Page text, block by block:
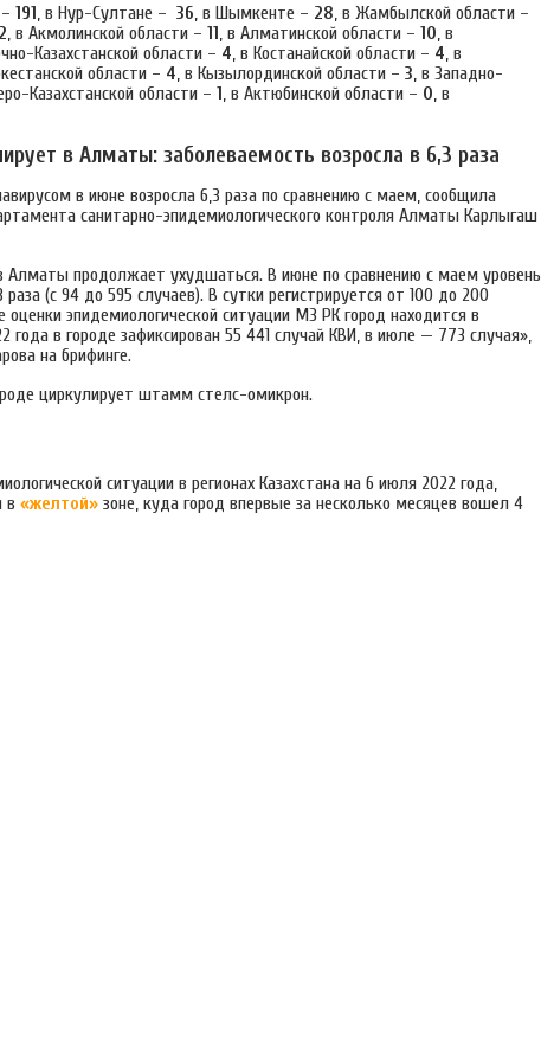
191 , в Нур-Султане – 36 , в Шымкенте – 28 , в Жамбылской области –
, в Акмолинской области – 11 , в Алматинской области – 10 , в
Казахстанской области – 4 , в Костанайской области – 4 , в
области – 4 , в Кызылординской области – 3 , в Западно-
Казахстанской области – 1 , в Актюбинской области – 0 , в
в Алматы: заболеваемость возросла в 6,3 раза
в июне возросла 6,3 раза по сравнению с маем, сообщила
санитарно-эпидемиологического контроля Алматы Карлыгаш
Алматы продолжает ухудшаться. В июне по сравнению с маем уровень
(с 94 до 595 случаев). В сутки регистрируется от 100 до 200
эпидемиологической ситуации МЗ РК город находится в
года в городе зафиксирован 55 441 случай КВИ, в июле — 773 случая»,
на брифинге.
циркулирует штамм стелс-омикрон.
ситуации в регионах Казахстана на 6 июля 2022 года,
в «желтой» зоне, куда город впервые за несколько месяцев вошел 4